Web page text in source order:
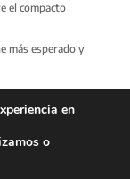
el compacto
más esperado y
en
o